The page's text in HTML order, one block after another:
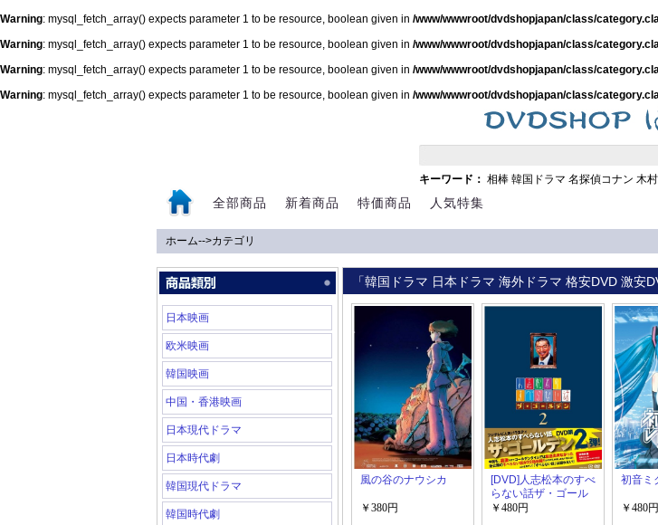
Warning: mysql_fetch_array() expects parameter 1 to be resource, boolean given in /www/wwwroot/dvdshopjapan/class/
Warning: mysql_fetch_array() expects parameter 1 to be resource, boolean given in /www/wwwroot/dvdshopjapan/class/
Warning: mysql_fetch_array() expects parameter 1 to be resource, boolean given in /www/wwwroot/dvdshopjapan/class/
Warning: mysql_fetch_array() expects parameter 1 to be resource, boolean given in /www/wwwroot/dvdshopjapan/class/
キーワード： 相棒 韓国ドラマ 名探偵コナン 木
全部商品 新着商品 特価商品 人気特集
ホーム-->カテゴリ
日本映画
欧米映画
韓国映画
中国・香港映画
日本現代ドラマ
日本時代劇
韓国現代ドラマ
韓国時代劇
「韓国ドラマ 日本ドラマ 海外ドラマ 格安DVD 激安
風の谷のナウシカ
￥380円
[DVD]人志松本のすべ
らない話ザ・ゴール
デン2「邦画 DVD お
￥480円
初音ミ
￥480円